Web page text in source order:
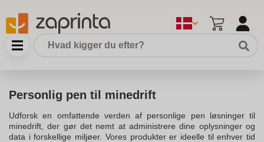
Personlig pen til minedrift
Udforsk en omfattende verden af personlige pen løsninger til
minedrift, der gør det nemt at administrere dine oplysninger og
data i forskellige miljøer. Vores produkter er ideelle til enhver tid